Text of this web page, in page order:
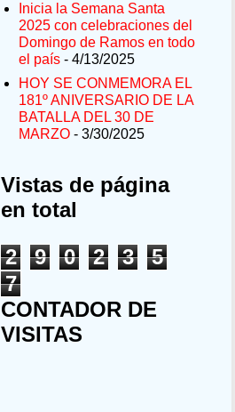
Inicia la Semana Santa
2025 con celebraciones del
Domingo de Ramos en todo
el país - 4/13/2025
HOY SE CONMEMORA EL
181º ANIVERSARIO DE LA
BATALLA DEL 30 DE
MARZO - 3/30/2025
Vistas de página
en total
2
9 0 2 3
5
7
CONTADOR DE
VISITAS